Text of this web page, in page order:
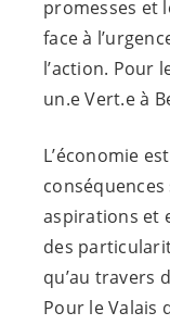
promesses et
face à
l’action. Pour
un.eVert.eà
L’économie
aspirations et
des
qu’au travers
Pour le Valais